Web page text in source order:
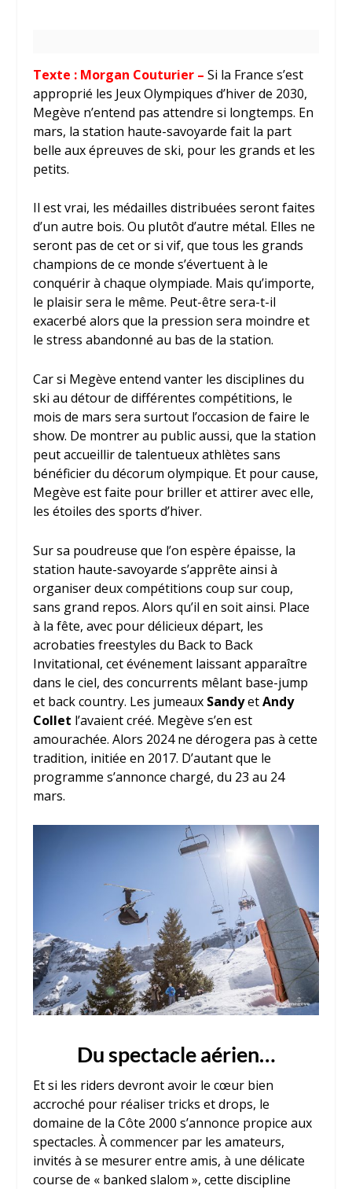
Texte : Morgan Couturier – Si la France s’est
approprié les Jeux Olympiques d’hiver de 2030,
Megève n’entend pas attendre si longtemps. En
mars, la station haute-savoyarde fait la part
belle aux épreuves de ski, pour les grands et les
petits.
Il est vrai, les médailles distribuées seront faites
d’un autre bois. Ou plutôt d’autre métal. Elles ne
seront pas de cet or si vif, que tous les grands
champions de ce monde s’évertuent à le
conquérir à chaque olympiade. Mais qu’importe,
le plaisir sera le même. Peut-être sera-t-il
exacerbé alors que la pression sera moindre et
le stress abandonné au bas de la station.
Car si Megève entend vanter les disciplines du
ski au détour de différentes compétitions, le
mois de mars sera surtout l’occasion de faire le
show. De montrer au public aussi, que la station
peut accueillir de talentueux athlètes sans
bénéficier du décorum olympique. Et pour cause,
Megève est faite pour briller et attirer avec elle,
les étoiles des sports d’hiver.
Sur sa poudreuse que l’on espère épaisse, la
station haute-savoyarde s’apprête ainsi à
organiser deux compétitions coup sur coup,
sans grand repos. Alors qu’il en soit ainsi. Place
à la fête, avec pour délicieux départ, les
acrobaties freestyles du Back to Back
Invitational, cet événement laissant apparaître
dans le ciel, des concurrents mêlant base-jump
et back country. Les jumeaux SandyetAndy
Collet l’avaient créé. Megève s’en est
amourachée. Alors 2024 ne dérogera pas à cette
tradition, initiée en 2017. D’autant que le
programme s’annonce chargé, du 23 au 24
mars.
Du spectacle aérien…
Et si les riders devront avoir le cœur bien
accroché pour réaliser tricks et drops, le
domaine de la Côte 2000 s’annonce propice aux
spectacles. À commencer par les amateurs,
invités à se mesurer entre amis, à une délicate
course de « banked slalom », cette discipline